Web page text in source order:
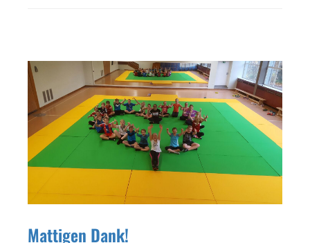
Mattigen Dank!